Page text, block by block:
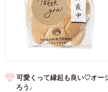
可愛くって縁起も良い♡オー
ろう♩